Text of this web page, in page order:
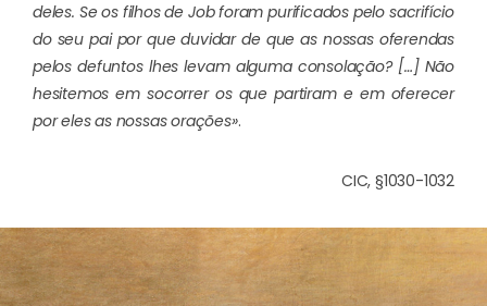
deles. Se os filhos de Job foram purificados pelo sacrifício
do seu pai por que duvidar de que as nossas oferendas
pelos defuntos lhes levam alguma consolação? […] Não
hesitemos em socorrer os que partiram e em oferecer
por eles as nossas orações».
CIC, §1030-1032